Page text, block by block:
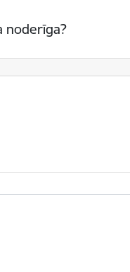
noderīga?